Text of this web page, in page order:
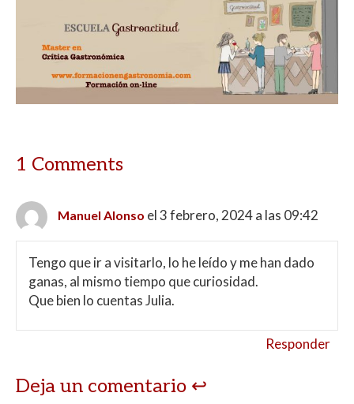
1 Comments
Manuel Alonso el 3 febrero, 2024 a las 09:42
Tengo que ir a visitarlo, lo he leído y me han dado
ganas, al mismo tiempo que curiosidad.
Que bien lo cuentas Julia.
Responder
Deja un comentario